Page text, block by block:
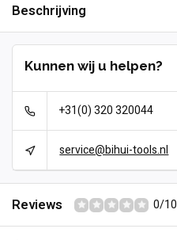
Beschrijving
Kunnen wij u helpen?
+31(0) 320 320044
service@bihui-tools.nl
Reviews 0/10